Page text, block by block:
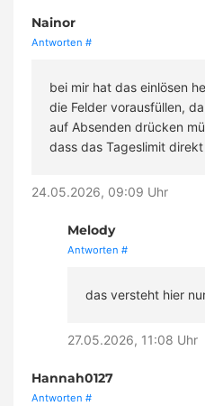
Nainor
Antworten #
bei mir hat das einlösen
die Felder vorausfüllen,
auf Absenden drücken
dass das Tageslimit
24.05.2026, 09:09 Uhr
Melody
Antworten #
das versteht hier
27.05.2026, 11:08 Uhr
Hannah0127
Antworten #